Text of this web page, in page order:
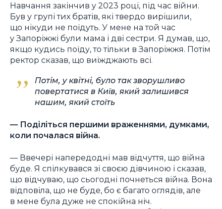
Навчання закінчив у 2023 році, під час війни.
Був у групі тих братів, які твердо вирішили,
що нікуди не поїдуть. У мене на той час
у Запоріжжі були мама і дві сестри. Я думав, що,
якщо кудись поїду, то тільки в Запоріжжя. Потім
ректор сказав, що виїжджають всі.
Потім, у квітні, було так зворушливо
повертатися в Київ, який залишився
нашим, який стоїть
— Поділіться першими враженнями, думками,
коли почалася війна.
— Ввечері напередодні мав відчуття, що війна
буде. Я спілкувався зі своєю дівчиною і cказав,
що відчуваю, що сьогодні почнеться війна. Вона
відповіла, що не буде, бо є багато оглядів, але
в мене була дуже не спокійна ніч.